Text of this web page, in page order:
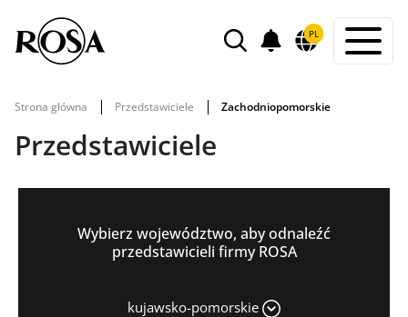
WYSZUKIWARKAPOWIADOMIENIA
PL
Strona główna Przedstawiciele Zachodniopomorskie
Przedstawiciele
Wybierz województwo, aby odnaleźć
przedstawicieli firmy ROSA
kujawsko-pomorskie